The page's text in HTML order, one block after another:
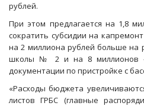
рублей.
При этом предлагается на 1,8
сократить субсидии на
на 2 миллиона рублей больше на
школы № 2 и на 8 миллионов -
документации по пристройке с
«Расходы бюджета
листов ГРБС (главные